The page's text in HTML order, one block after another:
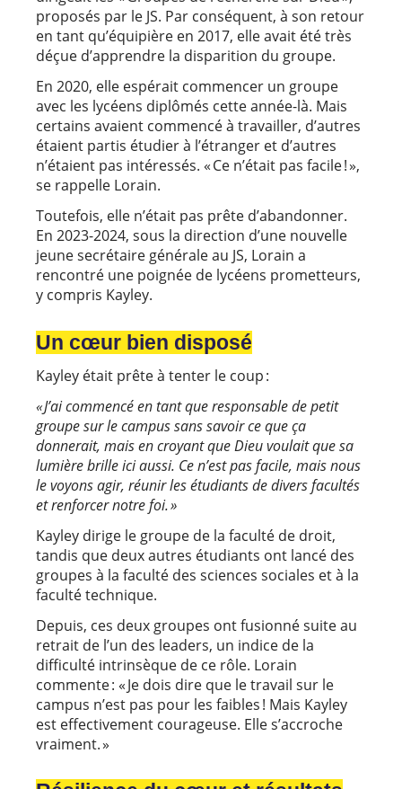
proposés par le JS. Par conséquent, à son retour
en tant qu’équipière en 2017, elle avait été très
déçue d’apprendre la disparition du groupe.
En 2020, elle espérait commencer un groupe
avec les lycéens diplômés cette année-là. Mais
certains avaient commencé à travailler, d’autres
étaient partis étudier à l’étranger et d’autres
n’étaient pas intéressés. « Ce n’était pas facile ! »,
se rappelle Lorain.
Toutefois, elle n’était pas prête d’abandonner.
En 2023-2024, sous la direction d’une nouvelle
jeune secrétaire générale au JS, Lorain a
rencontré une poignée de lycéens prometteurs,
y compris Kayley.
Un cœur bien disposé
Kayley était prête à tenter le coup :
« J’ai commencé en tant que responsable de petit
groupe sur le campus sans savoir ce que ça
donnerait, mais en croyant que Dieu voulait que sa
lumière brille ici aussi. Ce n’est pas facile, mais nous
le voyons agir, réunir les étudiants de divers facultés
et renforcer notre foi. »
Kayley dirige le groupe de la faculté de droit,
tandis que deux autres étudiants ont lancé des
groupes à la faculté des sciences sociales et à la
faculté technique.
Depuis, ces deux groupes ont fusionné suite au
retrait de l’un des leaders, un indice de la
difficulté intrinsèque de ce rôle. Lorain
commente : « Je dois dire que le travail sur le
campus n’est pas pour les faibles ! Mais Kayley
est effectivement courageuse. Elle s’accroche
vraiment. »